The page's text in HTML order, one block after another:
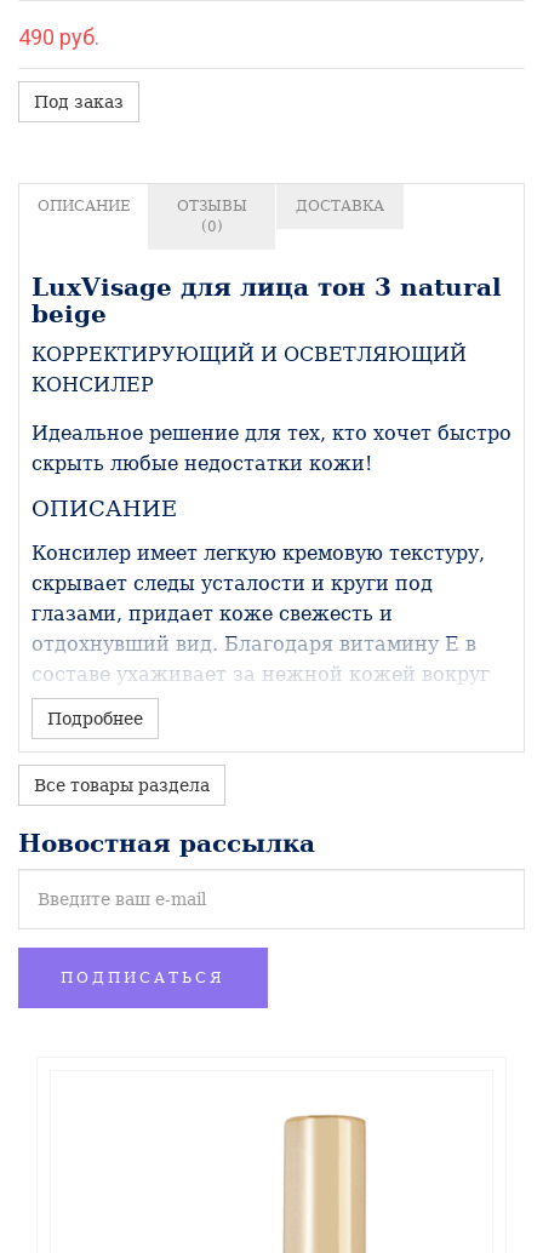
490 руб.
Под заказ
ОПИСАНИЕ
ОТЗЫВЫ
(0)
ДОСТАВКА
LuxVisage для лица тон 3 natural
beige
КОРРЕКТИРУЮЩИЙ И ОСВЕТЛЯЮЩИЙ
КОНСИЛЕР
Идеальное решение для тех, кто хочет быстро
скрыть любые недостатки кожи!
ОПИСАНИЕ
Консилер имеет легкую кремовую текстуру,
скрывает следы усталости и круги под
глазами, придает коже свежесть и
отдохнувший вид. Благодаря витамину Е в
составе ухаживает за нежной кожей вокруг
глаз и визуально уменьшает морщины.
Может использоваться точечно для
коррекции других недостатков кожи.
Подробнее
Все товары раздела
Новостная рассылка
ПОДПИСАТЬСЯ